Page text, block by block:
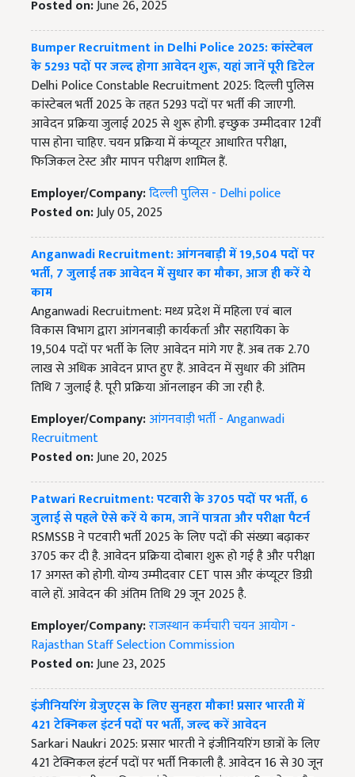
Posted on:June 26, 2025
Bumper Recruitment in Delhi Police 2025: कांस्टेबल
के 5293 पदों पर जल्द होगा आवेदन शुरू, यहां जानें पूरी डिटेल
Delhi Police Constable Recruitment 2025: दिल्ली पुलिस
कांस्टेबल भर्ती 2025 के तहत 5293 पदों पर भर्ती की जाएगी.
आवेदन प्रक्रिया जुलाई 2025 से शुरू होगी. इच्छुक उम्मीदवार 12वीं
पास होना चाहिए. चयन प्रक्रिया में कंप्यूटर आधारित परीक्षा,
फिजिकल टेस्ट और मापन परीक्षण शामिल हैं.
Employer/Company:दिल्ली पुलिस - Delhi police
Posted on:July 05, 2025
Anganwadi Recruitment: आंगनबाड़ी में 19,504 पदों पर
भर्ती, 7 जुलाई तक आवेदन में सुधार का मौका, आज ही करें ये
काम
Anganwadi Recruitment: मध्य प्रदेश में महिला एवं बाल
विकास विभाग द्वारा आंगनबाड़ी कार्यकर्ता और सहायिका के
19,504 पदों पर भर्ती के लिए आवेदन मांगे गए हैं. अब तक 2.70
लाख से अधिक आवेदन प्राप्त हुए हैं. आवेदन में सुधार की अंतिम
तिथि 7 जुलाई है. पूरी प्रक्रिया ऑनलाइन की जा रही है.
Employer/Company:आंगनवाड़ी भर्ती - Anganwadi
Recruitment
Posted on:June 20, 2025
Patwari Recruitment: पटवारी के 3705 पदों पर भर्ती, 6
जुलाई से पहले ऐसे करें ये काम, जानें पात्रता और परीक्षा पैटर्न
RSMSSB ने पटवारी भर्ती 2025 के लिए पदों की संख्या बढ़ाकर
3705 कर दी है. आवेदन प्रक्रिया दोबारा शुरू हो गई है और परीक्षा
17 अगस्त को होगी. योग्य उम्मीदवार CET पास और कंप्यूटर डिग्री
वाले हों. आवेदन की अंतिम तिथि 29 जून 2025 है.
Employer/Company:राजस्थान कर्मचारी चयन आयोग -
Rajasthan Staff Selection Commission
Posted on:June 23, 2025
इंजीनियरिंग ग्रेजुएट्स के लिए सुनहरा मौका! प्रसार भारती में
421 टेक्निकल इंटर्न पदों पर भर्ती, जल्द करें आवेदन
Sarkari Naukri 2025: प्रसार भारती ने इंजीनियरिंग छात्रों के लिए
421 टेक्निकल इंटर्न पदों पर भर्ती निकाली है. आवेदन 16 से 30 जून